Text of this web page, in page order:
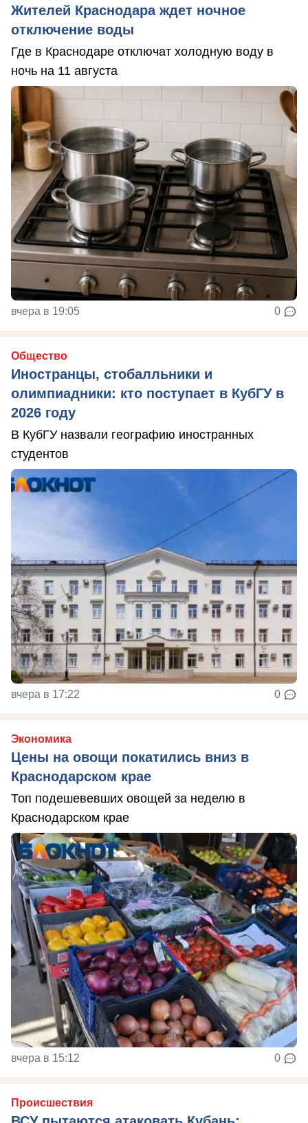
Жителей Краснодара ждет ночное
отключение воды
Где в Краснодаре отключат холодную воду в
ночь на 11 августа
вчера в 19:05 0
Общество
Иностранцы, стобалльники и
олимпиадники: кто поступает в КубГУ в
2026 году
В КубГУ назвали географию иностранных
студентов
вчера в 17:22 0
Экономика
Цены на овощи покатились вниз в
Краснодарском крае
Топ подешевевших овощей за неделю в
Краснодарском крае
вчера в 15:12 0
Происшествия